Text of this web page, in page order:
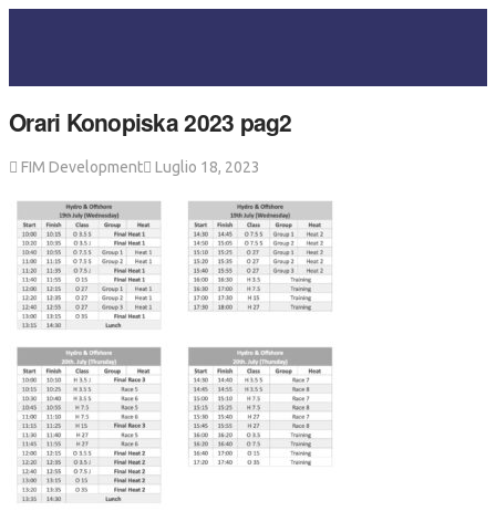
Orari Konopiska 2023 pag2
FIM Development Luglio 18, 2023